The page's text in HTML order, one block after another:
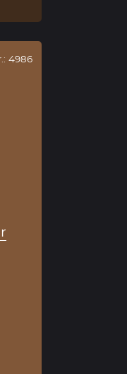
4986